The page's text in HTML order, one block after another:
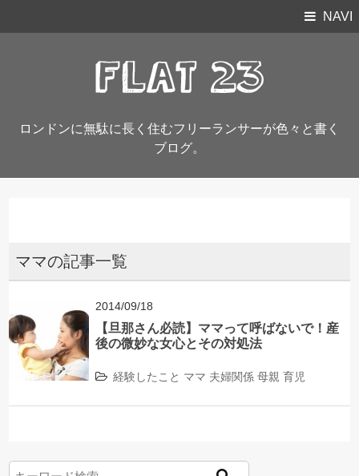
NAVI
ロンドンに無駄に長く住むフリーランサーが色々と書く
ブログ。
ママの記事一覧
2014/09/18
【旦那さん必読】ママって呼ばないで！産
後の微妙な女心とその対処法
経験したこと ママ 夫婦関係 母親 育児